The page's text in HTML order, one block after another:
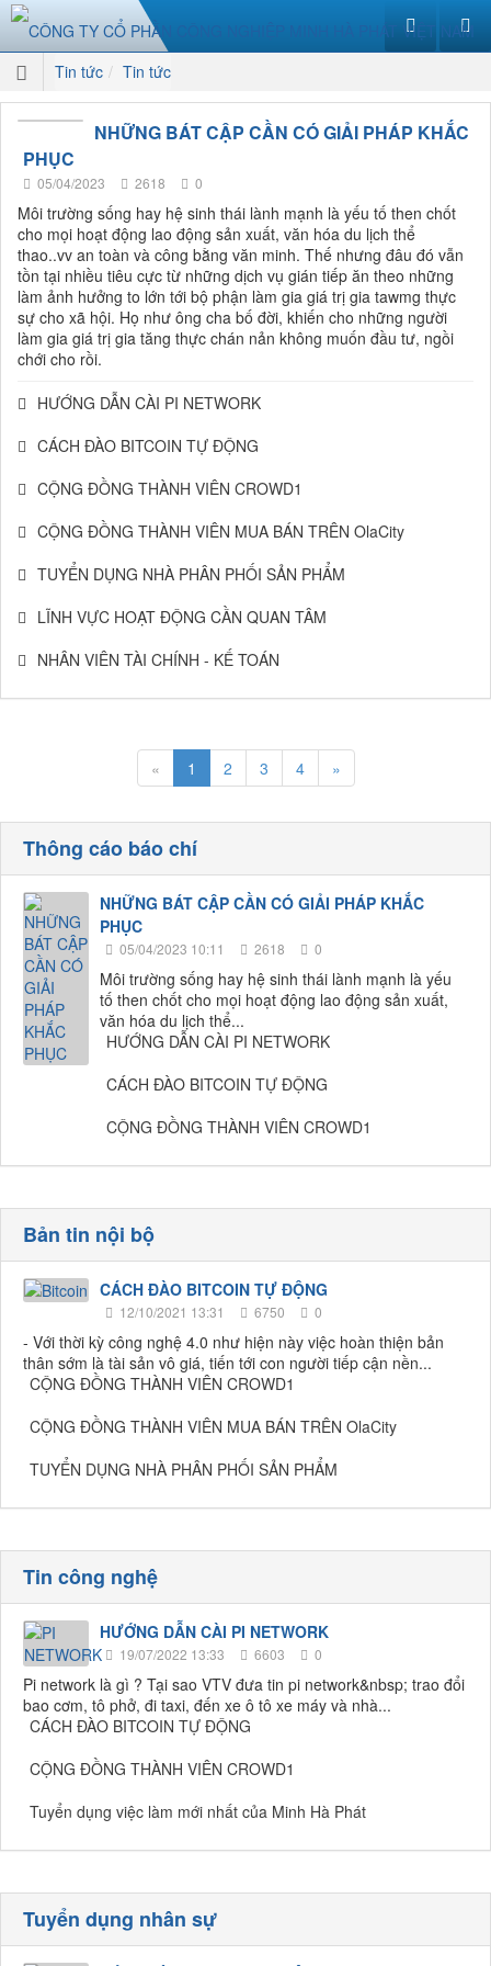
Tin tức Tin tức
NHỮNG BÁT CẬP CẦN CÓ GIẢI PHÁP KHẮC
PHỤC
05/04/2023 2618 0
Môi trường sống hay hệ sinh thái lành mạnh là yếu tố then chốt
cho mọi hoạt động lao động sản xuất, văn hóa du lịch thể
thao..vv an toàn và công bằng văn minh. Thế nhưng đâu đó vẫn
tồn tại nhiều tiêu cực từ những dịch vụ gián tiếp ăn theo những
làm ảnh hưởng to lớn tới bộ phận làm gia giá trị gia tawmg thực
sự cho xã hội. Họ như ông cha bố đời, khiến cho những người
làm gia giá trị gia tăng thực chán nản không muốn đầu tư, ngồi
chới cho rồi.
HƯỚNG DẪN CÀI PI NETWORK
CÁCH ĐÀO BITCOIN TỰ ĐỘNG
CỘNG ĐỒNG THÀNH VIÊN CROWD1
CỘNG ĐỒNG THÀNH VIÊN MUA BÁN TRÊN OlaCity
TUYỂN DỤNG NHÀ PHÂN PHỐI SẢN PHẨM
LĨNH VỰC HOẠT ĐỘNG CẦN QUAN TÂM
NHÂN VIÊN TÀI CHÍNH - KẾ TOÁN
« 1 2 3 4 »
Thông cáo báo chí
NHỮNG BÁT CẬP CẦN CÓ GIẢI PHÁP KHẮC
PHỤC
05/04/2023 10:11 2618 0
Môi trường sống hay hệ sinh thái lành mạnh là yếu
tố then chốt cho mọi hoạt động lao động sản xuất,
văn hóa du lịch thể...
HƯỚNG DẪN CÀI PI NETWORK
CÁCH ĐÀO BITCOIN TỰ ĐỘNG
CỘNG ĐỒNG THÀNH VIÊN CROWD1
Bản tin nội bộ
CÁCH ĐÀO BITCOIN TỰ ĐỘNG
12/10/2021 13:31 6750 0
- Với thời kỳ công nghệ 4.0 như hiện này việc hoàn thiện bản
thân sớm là tài sản vô giá, tiến tới con người tiếp cận nền...
CỘNG ĐỒNG THÀNH VIÊN CROWD1
CỘNG ĐỒNG THÀNH VIÊN MUA BÁN TRÊN OlaCity
TUYỂN DỤNG NHÀ PHÂN PHỐI SẢN PHẨM
Tin công nghệ
HƯỚNG DẪN CÀI PI NETWORK
19/07/2022 13:33 6603 0
Pi network là gì ? Tại sao VTV đưa tin pi network&nbsp; trao đổi
bao cơm, tô phở, đi taxi, đến xe ô tô xe máy và nhà...
CÁCH ĐÀO BITCOIN TỰ ĐỘNG
CỘNG ĐỒNG THÀNH VIÊN CROWD1
Tuyển dụng việc làm mới nhất của Minh Hà Phát
Tuyển dụng nhân sự